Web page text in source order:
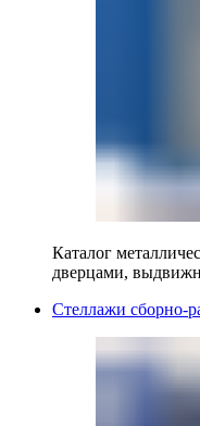
Каталог
дверцами,
Стеллажи сборно-